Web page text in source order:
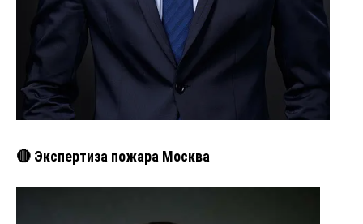
🔴 Экспертиза пожара Москва